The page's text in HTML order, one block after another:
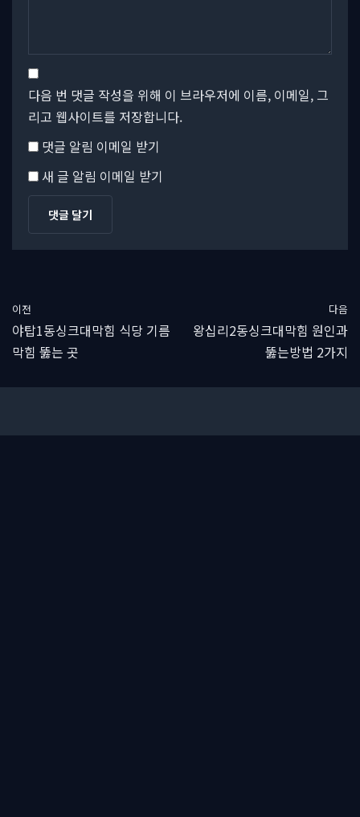
다음 번 댓글 작성을 위해 이 브라우저에 이름, 이메일, 그
리고 웹사이트를 저장합니다.
댓글 알림 이메일 받기
새 글 알림 이메일 받기
이전
야탑1동싱크대막힘 식당 기름
막힘 뚫는 곳
다음
왕십리2동싱크대막힘 원인과
뚫는방법 2가지